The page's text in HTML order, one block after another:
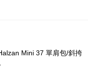
Mini 37 單肩包/斜挎